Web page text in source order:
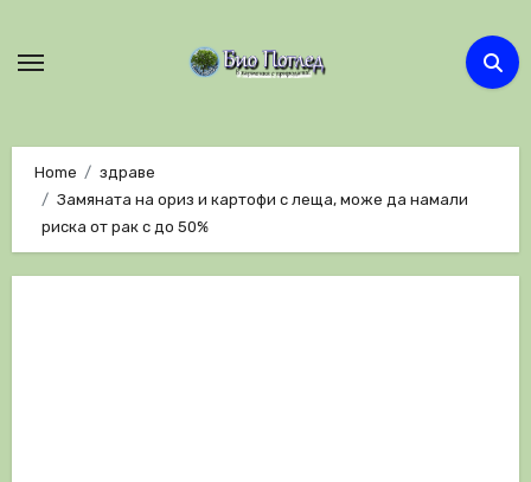
Home
здраве
Замяната на ориз и картофи с леща, може да намали
риска от рак с до 50%